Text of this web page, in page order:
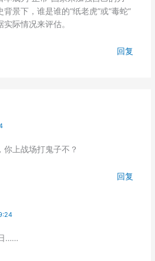
景下，谁是谁的“纸老虎”或“毒蛇”
际情况来评估。
回复
上战场打鬼子不？
回复
……